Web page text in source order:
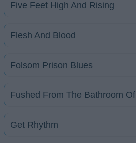
Five Feet High And Rising
Flesh And Blood
Folsom Prison Blues
Fushed From The Bathroom
Get Rhythm